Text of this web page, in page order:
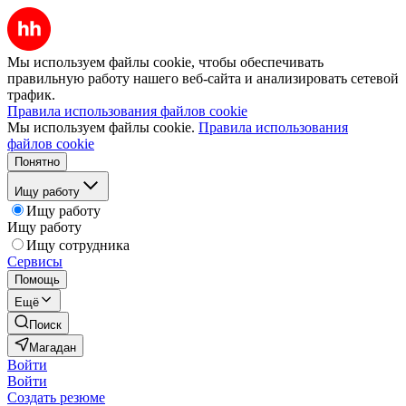
Мы используем файлы cookie, чтобы обеспечивать
правильную работу нашего веб-сайта и анализировать сетевой
трафик.
Правила использования файлов cookie
Мы используем файлы cookie. Правила использования
файлов cookie
Понятно
Ищу работу
Ищу работу
Ищу работу
Ищу сотрудника
Сервисы
Помощь
Ещё
Поиск
Магадан
Войти
Войти
Создать резюме